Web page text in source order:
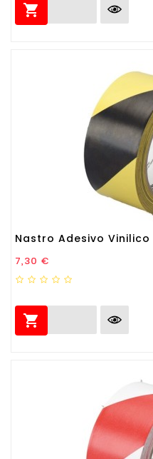

Nastro Adesivo Vinilico
Prezzo
7,30 €
